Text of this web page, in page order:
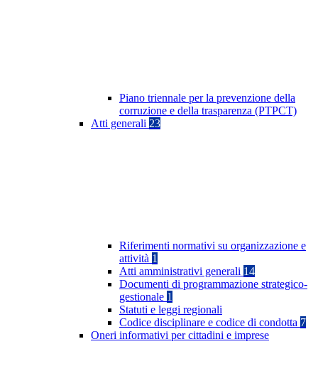
Piano triennale per la prevenzione della
corruzione e della trasparenza (PTPCT)
Atti generali 23
Riferimenti normativi su organizzazione e
attività 1
Atti amministrativi generali 14
Documenti di programmazione strategico-
gestionale 1
Statuti e leggi regionali
Codice disciplinare e codice di condotta 7
Oneri informativi per cittadini e imprese